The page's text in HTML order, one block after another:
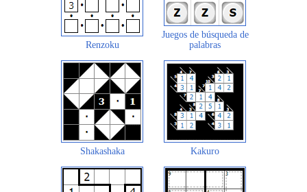
Renzoku
Juegos de búsqueda de
palabras
Shakashaka Kakuro